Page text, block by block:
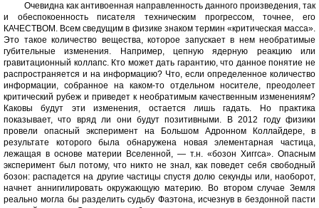
Очевидна как антивоенная направленность данного произведения, так
и обеспокоенность писателя техническим прогрессом, точнее, его
КАЧЕСТВОМ. Всем сведущим в физике знаком термин «критическая масса».
Это такое количество вещества, которое запускает в нем необратимые
губительные изменения. Например, цепную ядерную реакцию или
гравитационный коллапс. Кто может дать гарантию, что данное понятие не
распространяется и на информацию? Что, если определенное количество
информации, собранное на каком-то отдельном носителе, преодолеет
критический рубеж и приведет к необратимым качественным изменениям?
Каковы будут эти изменения, остается лишь гадать. Но практика
показывает, что вряд ли они будут позитивными. В 2012 году физики
провели опасный эксперимент на Большом Адронном Коллайдере, в
результате которого была обнаружена новая элементарная частица,
лежащая в основе материи Вселенной, — т.н. «бозон Хиггса». Опасным
эксперимент был потому, что никто не знал, как поведет себя свободный
бозон: распадется на другие частицы спустя долю секунды или, наоборот,
начнет аннигилировать окружающую материю. Во втором случае Земля
реально могла бы разделить судьбу Фаэтона, исчезнув в бездонной пасти